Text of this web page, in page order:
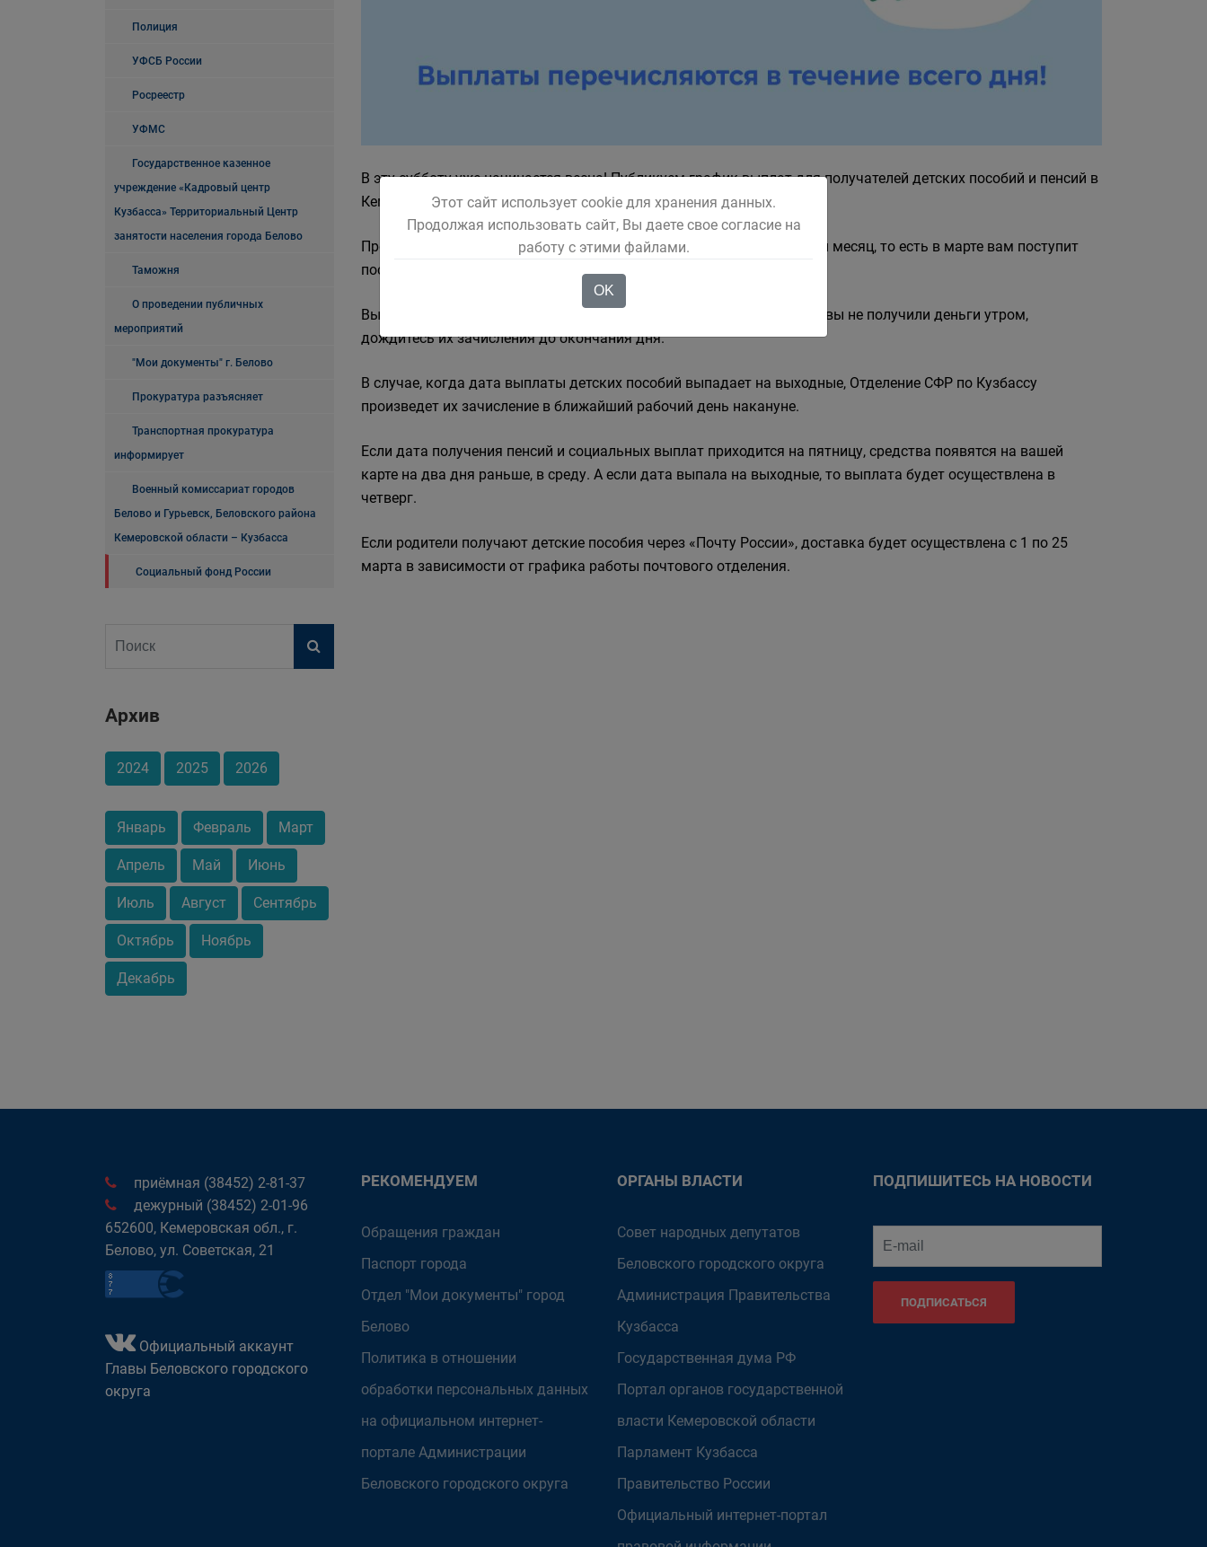
Полиция
УФСБ России
Росреестр
УФМС
Государственное казенное
учреждение «Кадровый центр
Кузбасса» Территориальный Центр
занятости населения города Белово
Таможня
О проведении публичных
мероприятий
"Мои документы" г. Белово
Прокуратура разъясняет
Транспортная прокуратура
информирует
Военный комиссариат городов
Белово и Гурьевск, Беловского района
Кемеровской области – Кузбасса
Социальный фонд России
Архив
2024 2025 2026
Январь Февраль Март
Апрель Май Июнь
Июль Август Сентябрь
Октябрь Ноябрь
Декабрь
В эту субботу уже начинается весна! Публикуем график выплат для получателей детских пособий и пенсий в
Кемеровской области – Кузбассе на март.
Просим учесть, что детские пособия выплачиваются за предыдущий месяц, то есть в марте вам поступит
пособие за февраль. Пенсии выплачиваются за текущий месяц.
Выплаты на банковские карты поступают в течение всего дня. Если вы не получили деньги утром,
дождитесь их зачисления до окончания дня.
В случае, когда дата выплаты детских пособий выпадает на выходные, Отделение СФР по Кузбассу
произведет их зачисление в ближайший рабочий день накануне.
Если дата получения пенсий и социальных выплат приходится на пятницу, средства появятся на вашей
карте на два дня раньше, в среду. А если дата выпала на выходные, то выплата будет осуществлена в
четверг.
Если родители получают детские пособия через «Почту России», доставка будет осуществлена с 1 по 25
марта в зависимости от графика работы почтового отделения.
приёмная (38452) 2-81-37
дежурный (38452) 2-01-96
652600, Кемеровская обл., г.
Белово, ул. Советская, 21
Официальный аккаунт
Главы Беловского городского
округа
РЕКОМЕНДУЕМ
Обращения граждан
Паспорт города
Отдел "Мои документы" город
Белово
Политика в отношении
обработки персональных данных
на официальном интернет-
портале Администрации
Беловского городского округа
ОРГАНЫ ВЛАСТИ
Совет народных депутатов
Беловского городского округа
Администрация Правительства
Кузбасса
Государственная дума РФ
Портал органов государственной
власти Кемеровской области
Парламент Кузбасса
Правительство России
Официальный интернет-портал
ПОДПИШИТЕСЬ НА НОВОСТИ
ПОДПИСАТЬСЯ
Этот сайт использует cookie для хранения данных.
Продолжая использовать сайт, Вы даете свое согласие на
работу с этими файлами.
OK